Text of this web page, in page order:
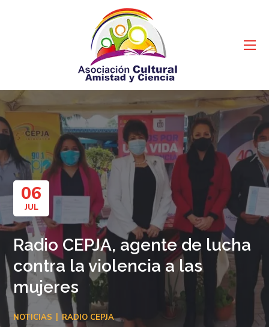
06
JUL
Radio CEPJA, agente de lucha
contra la violencia a las
mujeres
NOTICIAS RADIO CEPJA